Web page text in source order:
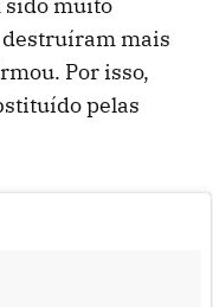
sido muito
mais
Por isso,
pelas